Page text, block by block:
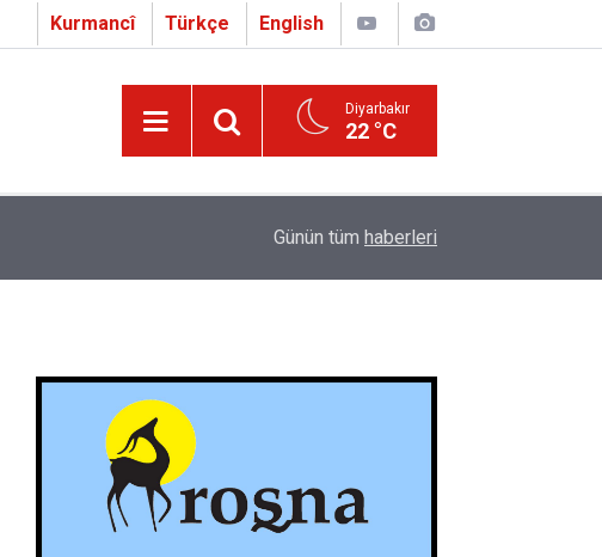
Kurmancî Türkçe English
Diyarbakır
22 °C
Çapo 3. o Hîrakerde yê Ferhengê Zazakî-Tirkî
Günün tüm haberleri